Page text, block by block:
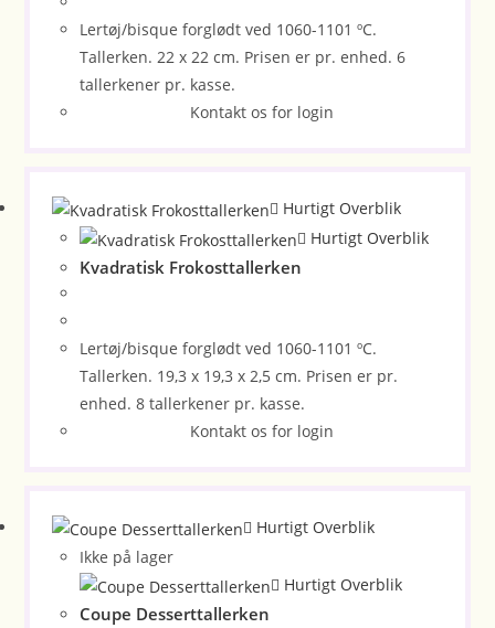
Lertøj/bisque forglødt ved 1060-1101 ºC.
Tallerken. 22 x 22 cm. Prisen er pr. enhed. 6
tallerkener pr. kasse.
Kontakt os for login
Hurtigt Overblik
Hurtigt Overblik
Kvadratisk Frokosttallerken
Lertøj/bisque forglødt ved 1060-1101 ºC.
Tallerken. 19,3 x 19,3 x 2,5 cm. Prisen er pr.
enhed. 8 tallerkener pr. kasse.
Kontakt os for login
Hurtigt Overblik
Ikke på lager
Hurtigt Overblik
Coupe Desserttallerken